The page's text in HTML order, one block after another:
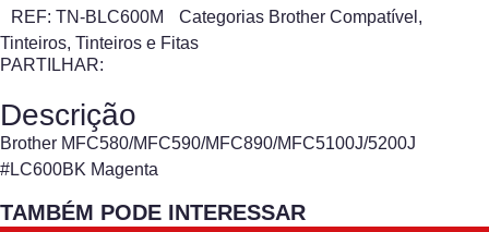
REF: TN-BLC600M Categorias Brother Compatível ,
Tinteiros, Tinteiros e Fitas
PARTILHAR:
Descrição
Brother MFC580/MFC590/MFC890/MFC5100J/5200J
#LC600BK Magenta
TAMBÉM PODE INTERESSAR